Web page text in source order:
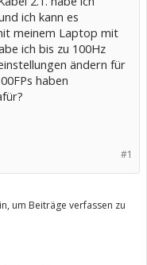
ich kann es
meinem Laptop mit
ich bis zu 100Hz
ändern für
haben
#1
um Beiträge verfassen zu